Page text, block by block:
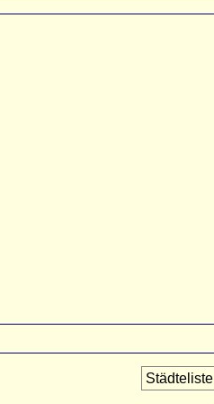
Städteliste